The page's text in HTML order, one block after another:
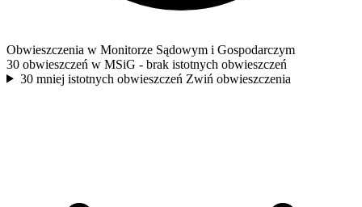
Obwieszczenia w Monitorze Sądowym i Gospodarczym
30 obwieszczeń w MSiG - brak istotnych obwieszczeń
30 mniej istotnych obwieszczeń Zwiń obwieszczenia